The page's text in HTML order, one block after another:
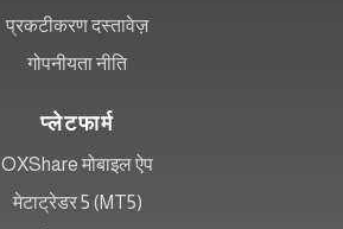
प्रकटीकरण दस्तावेज़
गोपनीयता नीति
प्लेटफार्म
OXShare मोबाइल ऐप
मेटाट्रेडर 5 (MT5)